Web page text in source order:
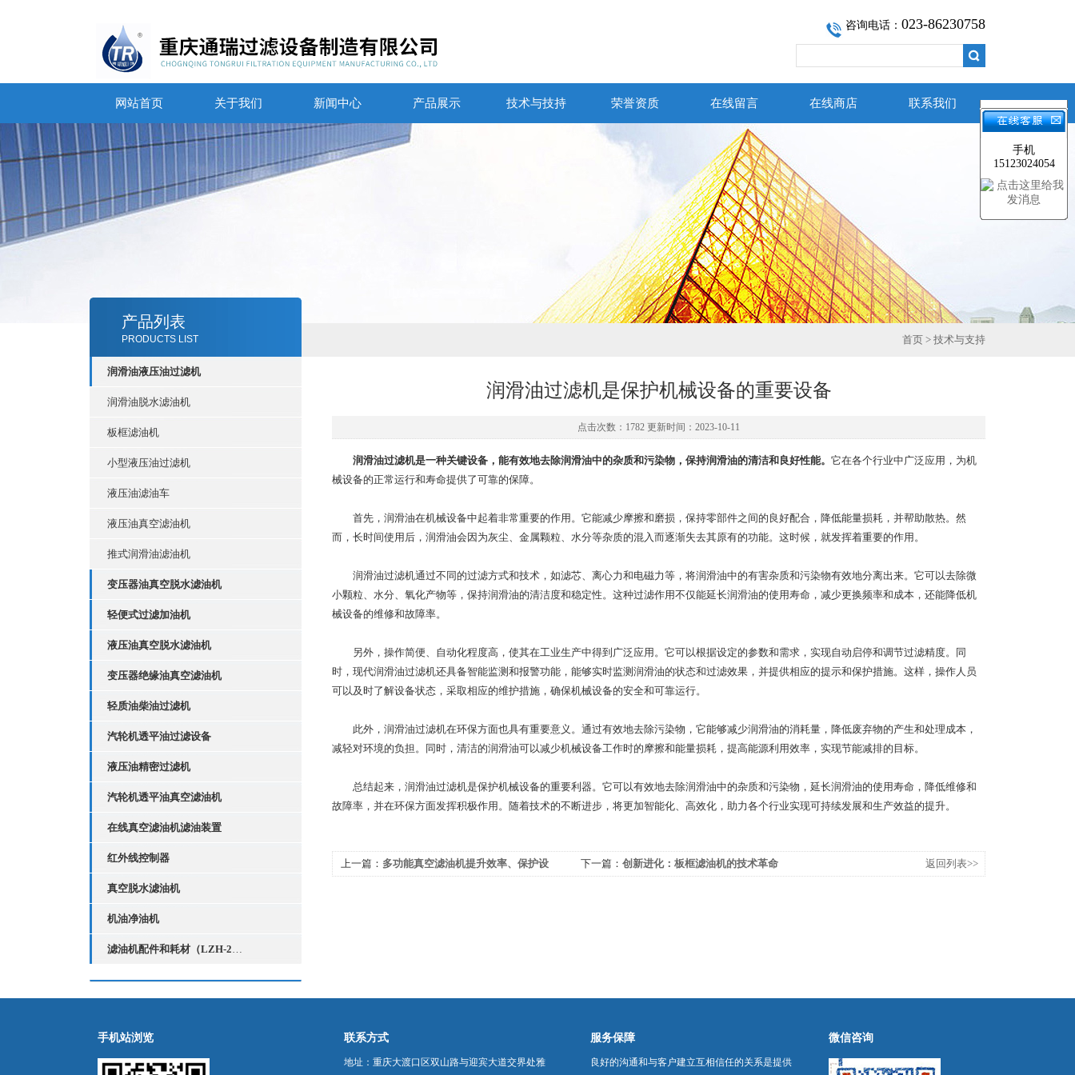
咨询电话： 023-86230758
网站首页 关于我们 新闻中心 产品展示 技术与技持 荣誉资质 在线留言 在线商店 联系我们
产品列表
PRODUCTS LIST
润滑油液压油过滤机
润滑油脱水滤油机
板框滤油机
小型液压油过滤机
液压油滤油车
液压油真空滤油机
推式润滑油滤油机
变压器油真空脱水滤油机
轻便式过滤加油机
液压油真空脱水滤油机
变压器绝缘油真空滤油机
轻质油柴油过滤机
汽轮机透平油过滤设备
液压油精密过滤机
汽轮机透平油真空滤油机
在线真空滤油机滤油装置
红外线控制器
真空脱水滤油机
机油净油机
滤油机配件和耗材（LZH-2红外线液位控制器）
首页 > 技术与支持
润滑油过滤机是保护机械设备的重要设备
点击次数：1782 更新时间：2023-10-11
润滑油过滤机是一种关键设备，能有效地去除润滑油中的杂质和污染物，保持润滑油的清洁和良好性能。 它在各个行业中广泛应用，为机
械设备的正常运行和寿命提供了可靠的保障。
首先，润滑油在机械设备中起着非常重要的作用。它能减少摩擦和磨损，保持零部件之间的良好配合，降低能量损耗，并帮助散热。然
而，长时间使用后，润滑油会因为灰尘、金属颗粒、水分等杂质的混入而逐渐失去其原有的功能。这时候，就发挥着重要的作用。
润滑油过滤机通过不同的过滤方式和技术，如滤芯、离心力和电磁力等，将润滑油中的有害杂质和污染物有效地分离出来。它可以去除微
小颗粒、水分、氧化产物等，保持润滑油的清洁度和稳定性。这种过滤作用不仅能延长润滑油的使用寿命，减少更换频率和成本，还能降低机
械设备的维修和故障率。
另外，操作简便、自动化程度高，使其在工业生产中得到广泛应用。它可以根据设定的参数和需求，实现自动启停和调节过滤精度。同
时，现代润滑油过滤机还具备智能监测和报警功能，能够实时监测润滑油的状态和过滤效果，并提供相应的提示和保护措施。这样，操作人员
可以及时了解设备状态，采取相应的维护措施，确保机械设备的安全和可靠运行。
此外，润滑油过滤机在环保方面也具有重要意义。通过有效地去除污染物，它能够减少润滑油的消耗量，降低废弃物的产生和处理成本，
减轻对环境的负担。同时，清洁的润滑油可以减少机械设备工作时的摩擦和能量损耗，提高能源利用效率，实现节能减排的目标。
总结起来，润滑油过滤机是保护机械设备的重要利器。它可以有效地去除润滑油中的杂质和污染物，延长润滑油的使用寿命，降低维修和
故障率，并在环保方面发挥积极作用。随着技术的不断进步，将更加智能化、高效化，助力各个行业实现可持续发展和生产效益的提升。
上一篇： 多功能真空滤油机提升效率、保护设
下一篇： 创新进化：板框滤油机的技术革命 返回列表>>
手机站浏览 联系方式
地址：重庆大渡口区双山路与迎宾大道交界处雅
服务保障
良好的沟通和与客户建立互相信任的关系是提供
微信咨询
手机
15123024054